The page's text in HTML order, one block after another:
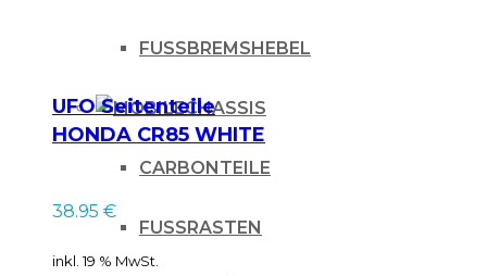
FUSSBREMSHEBEL
CHASSIS
CARBONTEILE
FUSSRASTEN
UFO Seitenteile
HONDA CR85 WHITE
38.95 €
inkl. 19 % MwSt.